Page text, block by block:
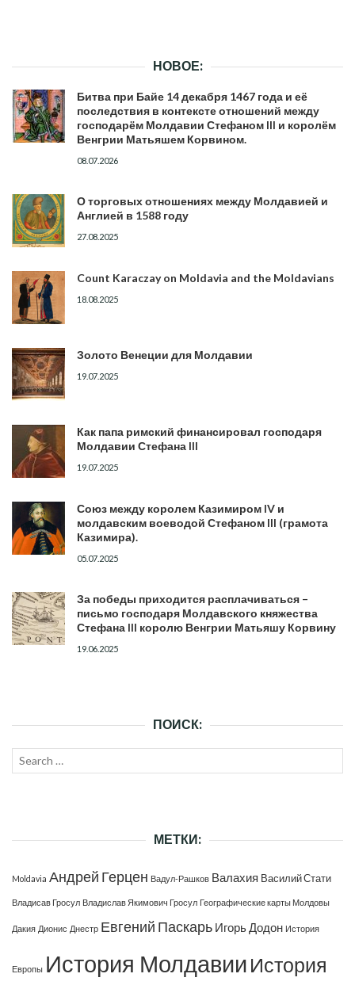
НОВОЕ:
Битва при Байе 14 декабря 1467 года и её
последствия в контексте отношений между
господарём Молдавии Стефаном III и королём
Венгрии Матьяшем Корвином.
08.07.2026
О торговых отношениях между Молдавией и
Англией в 1588 году
27.08.2025
Count Karaczay on Moldavia and the Moldavians
18.08.2025
Золото Венеции для Молдавии
19.07.2025
Как папа римский финансировал господаря
Молдавии Стефана III
19.07.2025
Союз между королем Казимиром IV и
молдавским воеводой Стефаном III (грамота
Казимира).
05.07.2025
За победы приходится расплачиваться –
письмо господаря Молдавского княжества
Стефана III королю Венгрии Матьяшу Корвину
19.06.2025
ПОИСК:
Search
МЕТКИ:
Moldavia Андрей Герцен Вадул-Рашков Валахия Василий Стати
Владисав Гросул Владислав Якимович Гросул Географические карты Молдовы
Дакия Дионис Днестр Евгений Паскарь Игорь Додон История
Европы История Молдавии История